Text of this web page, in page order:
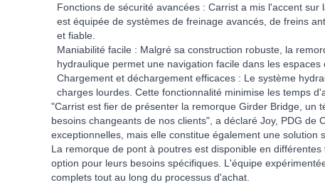
Fonctions de sécurité avancées : Carrist a mis l'accent
est équipée de systèmes de freinage avancés, de freins
et fiable.
Maniabilité facile : Malgré sa construction robuste, la
hydraulique permet une navigation facile dans les
Chargement et déchargement efficaces : Le système
charges lourdes. Cette fonctionnalité minimise les temps
"Carrist est fier de présenter la remorque Girder Bridge, un
besoins changeants de nos clients", a déclaré Joy, PDG
exceptionnelles, mais elle constitue également une
La remorque de pont à poutres est disponible en
option pour leurs besoins spécifiques. L'équipe
complets tout au long du processus d'achat.